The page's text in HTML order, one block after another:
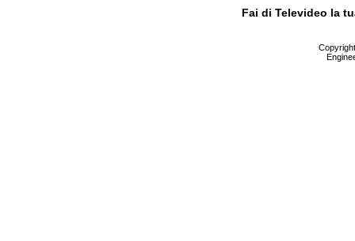
Fai di Televideo la